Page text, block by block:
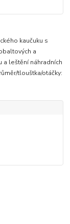
kaučuku s
a
a leštění náhradních
tlouštka/otáčky: